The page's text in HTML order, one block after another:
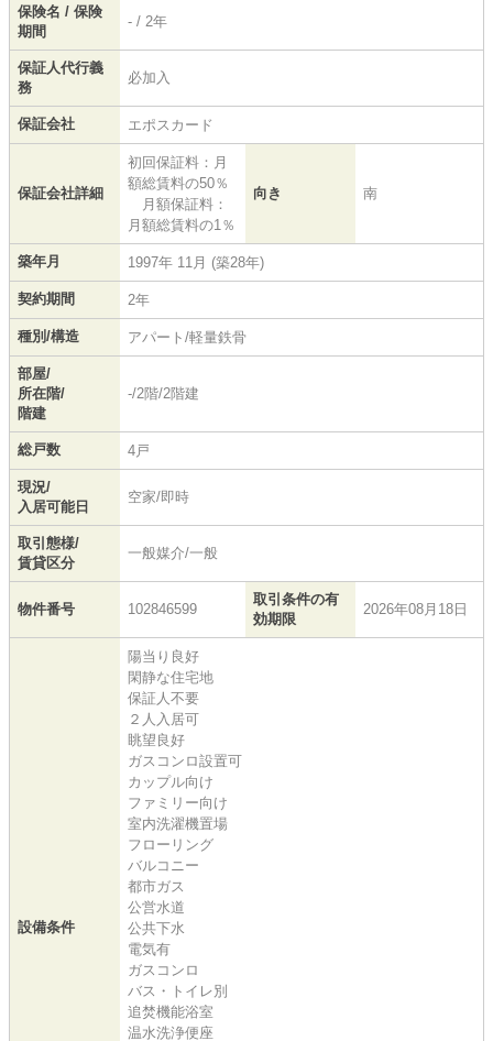
保険名 / 保険
期間
- / 2年
保証人代行義
務
必加入
保証会社 エポスカード
保証会社詳細
初回保証料：月
額総賃料の50％
月額保証料：
月額総賃料の1％
向き 南
築年月 1997年 11月 (築28年)
契約期間 2年
種別/構造 アパート/軽量鉄骨
部屋/
所在階/
階建
-/2階/2階建
総戸数 4戸
現況/
入居可能日
空家/即時
取引態様/
賃貸区分
一般媒介/一般
物件番号 102846599
取引条件の有
効期限
2026年08月18日
設備条件
陽当り良好
閑静な住宅地
保証人不要
２人入居可
眺望良好
ガスコンロ設置可
カップル向け
ファミリー向け
室内洗濯機置場
フローリング
バルコニー
都市ガス
公営水道
公共下水
電気有
ガスコンロ
バス・トイレ別
追焚機能浴室
温水洗浄便座